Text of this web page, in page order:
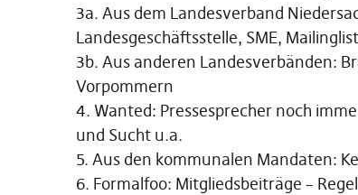
3a. Aus dem Landesverband
Landesgeschäftsstelle, SME,
3b. Aus anderen Landesverbänden:
Vorpommern
4. Wanted: Pressesprecher noch
und Sucht u.a.
5. Aus den kommunalen Mandaten:
6. Formalfoo: Mitgliedsbeiträge –